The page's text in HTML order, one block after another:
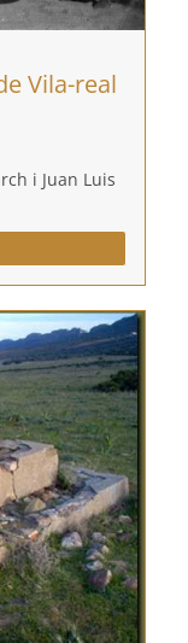
Vila-real
i Juan Luis